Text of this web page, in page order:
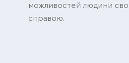
можливостей людини
справою.